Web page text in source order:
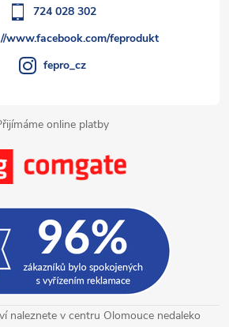
online platby
724 028 302
www.facebook.com/feprodukt
fepro_cz
naleznete v centru Olomouce nedaleko